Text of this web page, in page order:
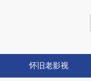
怀旧老影视